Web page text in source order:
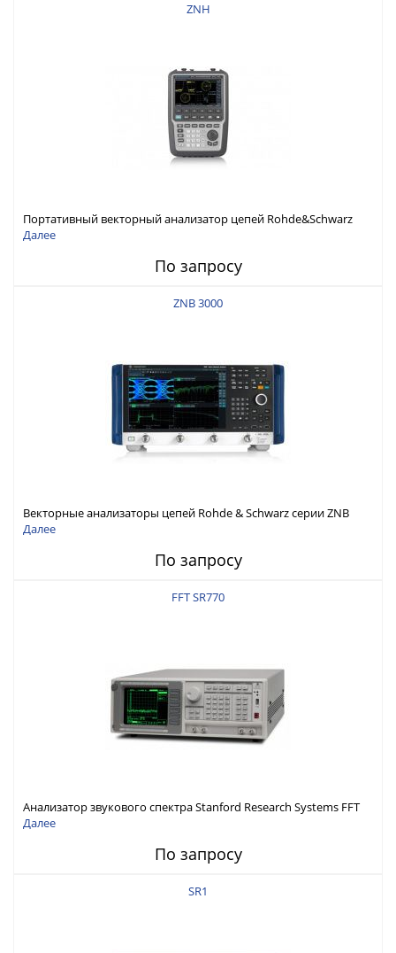
ZNH
Портативный векторный анализатор цепей Rohde&Schwarz
ZNH с диапазоном частот от 30 кГц до 26,5 ГГц
Далее
По запросу
ZNB 3000
Векторные анализаторы цепей Rohde & Schwarz серии ZNB
3000 с диапазоном частот от 9 кГц до 54 ГГц
Далее
По запросу
FFT SR770
Анализатор звукового спектра Stanford Research Systems FFT
SR770
Далее
По запросу
SR1